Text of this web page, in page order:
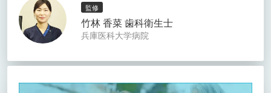
監修
竹林 香菜 歯科衛生士
兵庫医科大学病院